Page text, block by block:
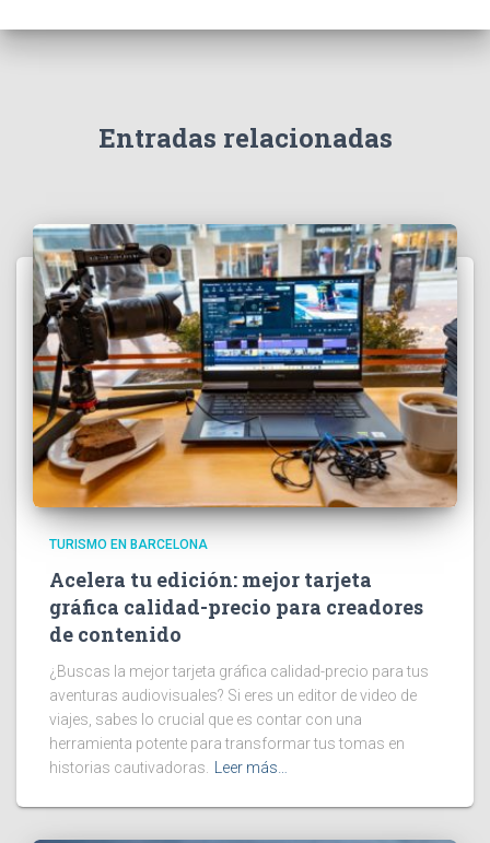
Entradas relacionadas
TURISMO EN BARCELONA
Acelera tu edición: mejor tarjeta
gráfica calidad-precio para creadores
de contenido
¿Buscas la mejor tarjeta gráfica calidad-precio para tus
aventuras audiovisuales? Si eres un editor de video de
viajes, sabes lo crucial que es contar con una
herramienta potente para transformar tus tomas en
historias cautivadoras.
Leer más…